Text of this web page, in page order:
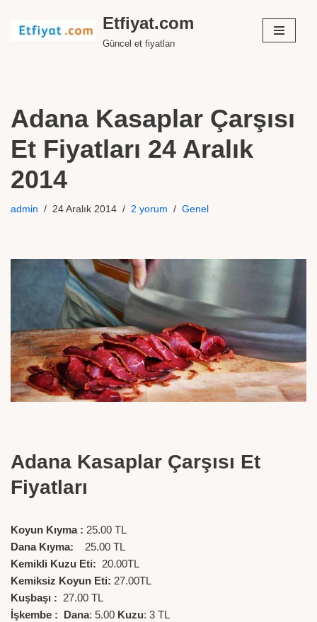
İçeriğe
Etfiyat.com
Güncel et fiyatları
Adana Kasaplar Çarşısı
Et Fiyatları 24 Aralık
2014
admin 24 Aralık 2014 2 yorum Genel
Adana Kasaplar Çarşısı Et
Fiyatları
Koyun Kıyma : 25.00 TL
Dana Kıyma: 25.00 TL
Kemikli Kuzu Eti: 20.00TL
Kemiksiz Koyun Eti: 27.00TL
Kuşbaşı : 27.00 TL
İşkembe : Dana: 5.00 Kuzu: 3 TL